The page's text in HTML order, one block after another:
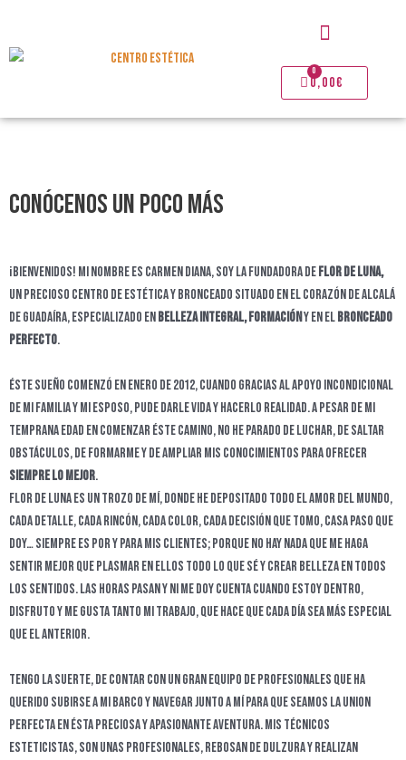
contenido
Menú
0,00€
0
Carrito
Conócenos un poco más
¡Bienvenidos! Mi nombre es Carmen Diana, soy la fundadora deFLOR DE LUNA,
un precioso centro de estética y bronceado situado en el corazón de Alcalá
de Guadaíra, especializado enBELLEZA INTEGRAL, FORMACIÓNy en elBRONCEADO
PERFECTO.
Éste sueño comenzó en enero de 2012, cuando gracias al apoyo incondicional
de mi familia y mi esposo, pude darle vida y hacerlo realidad. A pesar de mi
temprana edad en comenzar éste camino, no he parado de luchar, de saltar
obstáculos, de formarme y de ampliar mis conocimientos para ofrecer
siempre lo mejor.
Flor de Luna es un trozo de mí, donde he depositado todo el amor del mundo,
cada detalle, cada rincón, cada color, cada decisión que tomo, casa paso que
doy… siempre es por y para mis clientes; porque no hay nada que me haga
sentir mejor que plasmar en ellos todo lo que sé y crear belleza en todos
los sentidos. Las horas pasan y ni me doy cuenta cuando estoy dentro,
disfruto y me gusta tanto mi trabajo, que hace que cada día sea más especial
que el anterior.
Tengo la suerte, de contar con un gran equipo de profesionales que ha
querido subirse a mi barco y navegar junto a mí para que seamos la UNION
PERFECTA en ésta preciosa y apasionante aventura. Mis técnicos
esteticistas, son unas profesionales, rebosan de dulzura y realizan